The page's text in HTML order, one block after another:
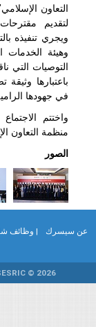
التعاون
لتقديم مقترحات
ويجري تنفيذه
وهيئة الخدمات
التوصيات التي
باعتبارها وثيقة
في جهودها الرامية
واختتم الاجتماع
منظمة التعاون
الصور
سيسرك | وظائف
SESRIC © 2026 الموقع من تصميم دائرة تقنية المعلومات لسيسرك